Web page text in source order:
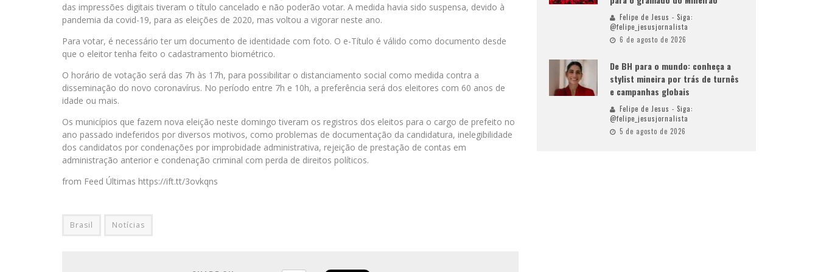
das impressões digitais tiveram o título cancelado e não poderão votar. A medida havia sido suspensa, devido à
pandemia da covid-19, para as eleições de 2020, mas voltou a vigorar neste ano.
Para votar, é necessário ter um documento de identidade com foto. O e-Título é válido como documento desde
que o eleitor tenha feito o cadastramento biométrico.
O horário de votação será das 7h às 17h, para possibilitar o distanciamento social como medida contra a
disseminação do novo coronavírus. No período entre 7h e 10h, a preferência será dos eleitores com 60 anos de
idade ou mais.
Os municípios que fazem nova eleição neste domingo tiveram os registros dos eleitos para o cargo de prefeito no
ano passado indeferidos por diversos motivos, como problemas de documentação da candidatura, inelegibilidade
dos candidatos por condenações por improbidade administrativa, rejeição de prestação de contas em
administração anterior e condenação criminal com perda de direitos políticos.
from Feed Últimas https://ift.tt/3ovkqns
Brasil Notícias
Felipe de Jesus - Siga:
@felipe_jesusjornalista
6 de agosto de 2026
De BH para o mundo: conheça a
stylist mineira por trás de turnês
e campanhas globais
Felipe de Jesus - Siga:
@felipe_jesusjornalista
5 de agosto de 2026